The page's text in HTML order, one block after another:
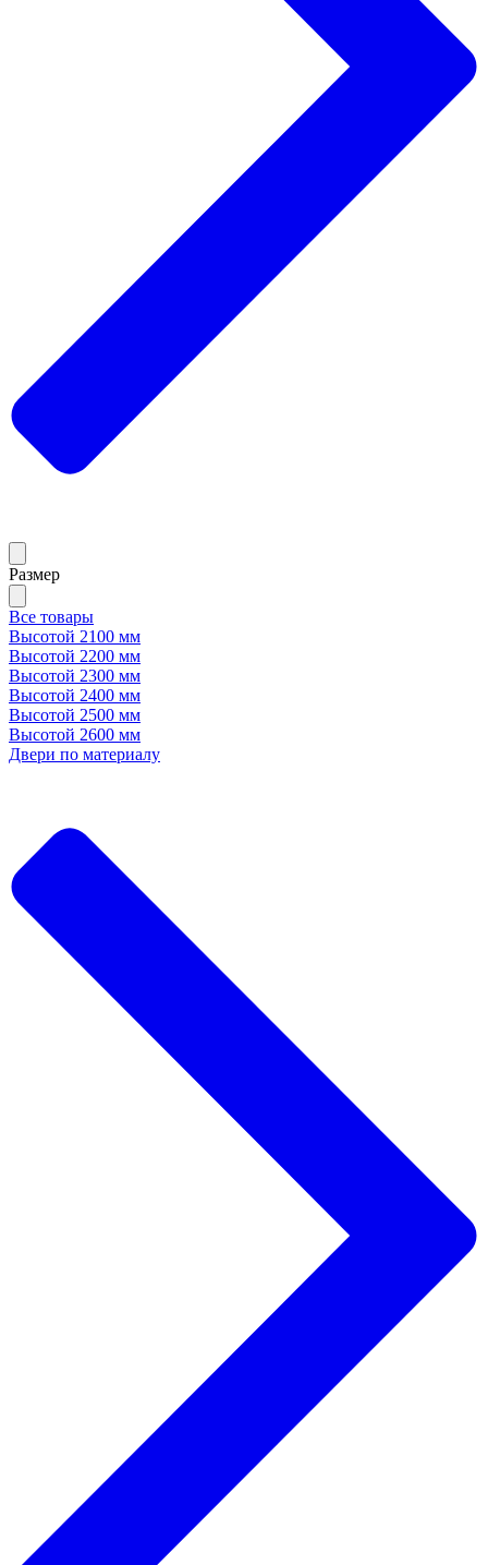
Размер
Все товары
Высотой 2100 мм
Высотой 2200 мм
Высотой 2300 мм
Высотой 2400 мм
Высотой 2500 мм
Высотой 2600 мм
Двери по материалу